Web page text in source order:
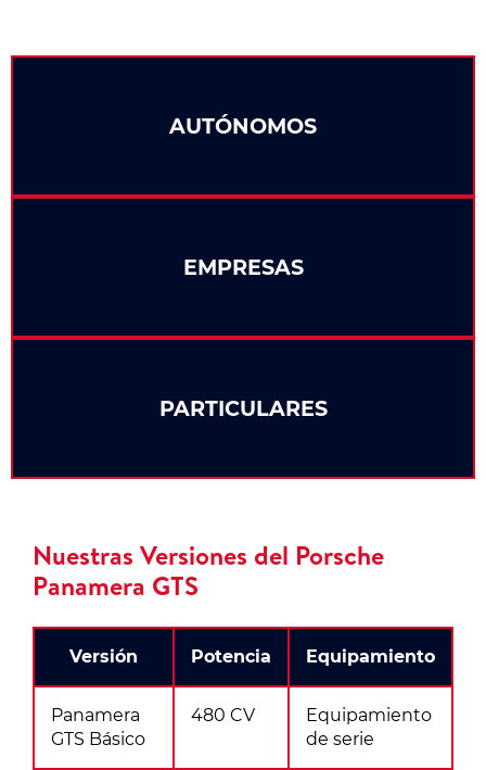
PARTICULARES
AUTÓNOMOS
EMPRESAS
Nuestras Versiones del Porsche
Panamera GTS
Versión Potencia Equipamiento
Panamera
GTS Básico
480 CV
Equipamiento
de serie